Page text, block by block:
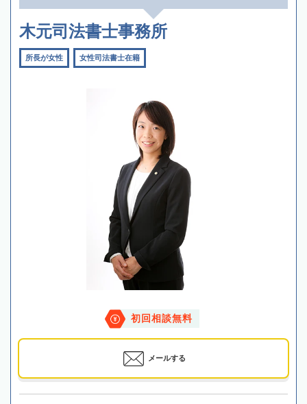
木元司法書士事務所
所長が女性 女性司法書士在籍
初回相談無料
メールする